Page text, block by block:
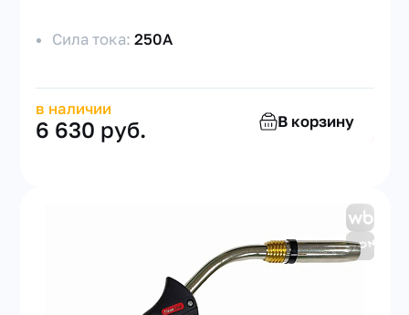
Сила тока:250А
в наличии
6 630 руб. В корзину